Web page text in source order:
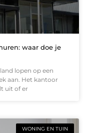
waar doe je
lopen op een
aan. Het kantoor
uit of er
WONING EN TUIN